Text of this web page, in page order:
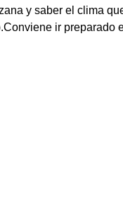
y saber el clima
ir preparado